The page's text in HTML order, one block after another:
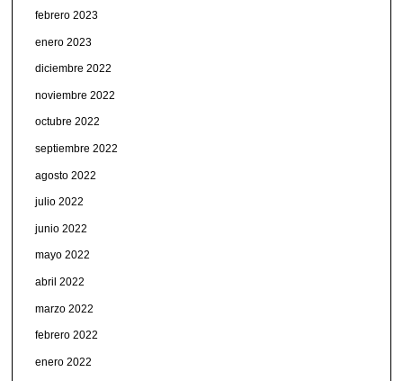
febrero 2023
enero 2023
diciembre 2022
noviembre 2022
octubre 2022
septiembre 2022
agosto 2022
julio 2022
junio 2022
mayo 2022
abril 2022
marzo 2022
febrero 2022
enero 2022